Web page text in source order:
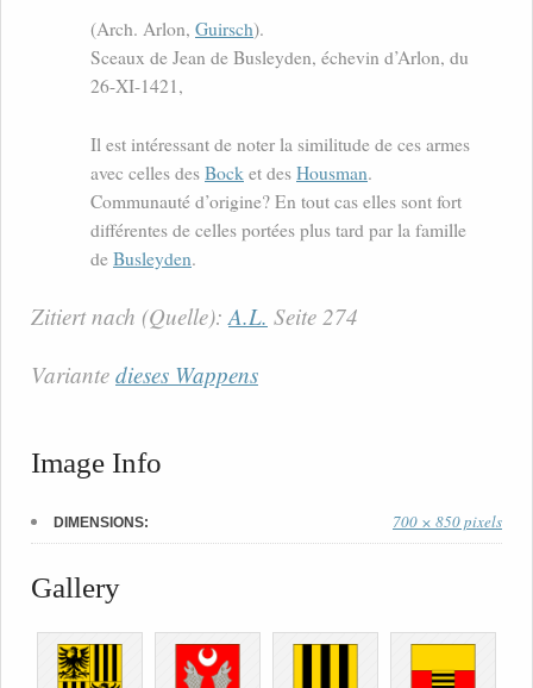
(Arch. Arlon, Guirsch).
Sceaux de Jean de Busleyden, échevin d’Arlon, du
26-XI-1421,
Il est intéressant de noter la similitude de ces armes
avec celles des Bock et des Housman.
Communauté d’origine? En tout cas elles sont fort
différentes de celles portées plus tard par la famille
de Busleyden.
Zitiert nach (Quelle):A.L. Seite 274
Variante dieses Wappens
Image Info
DIMENSIONS: 700 × 850 pixels
Gallery